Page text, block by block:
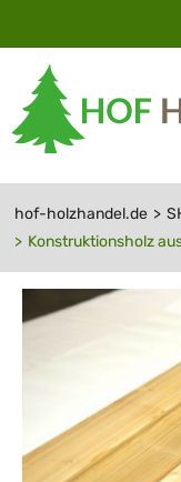
hof-holzhandel.de
Konstruktionsholz